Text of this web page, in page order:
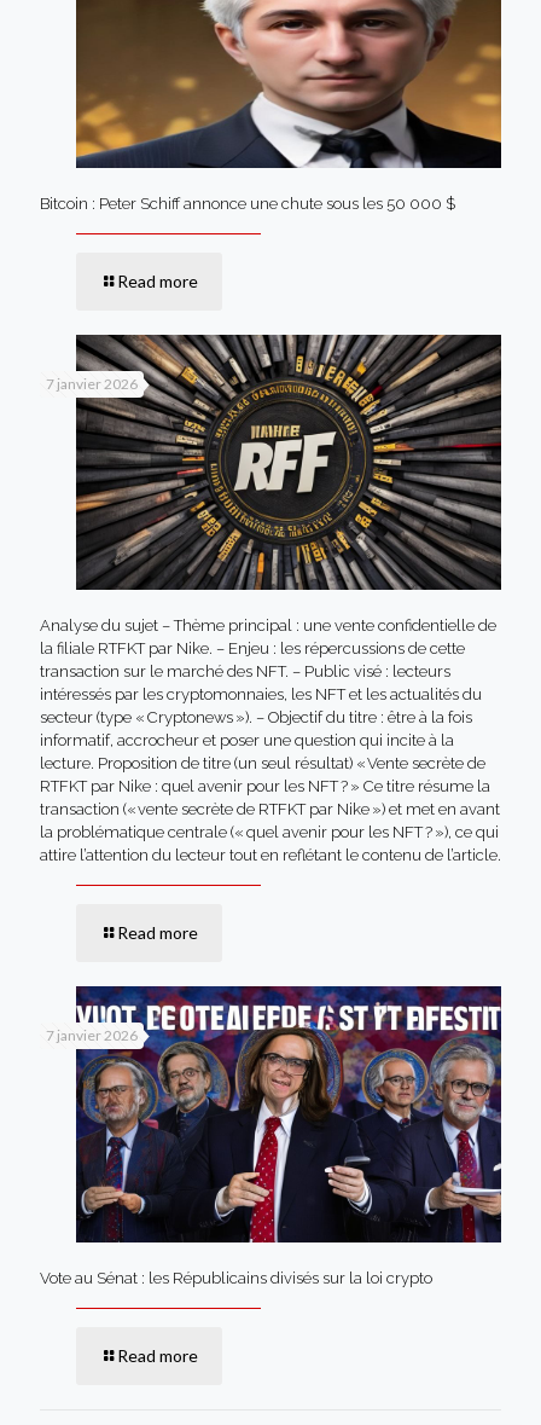
Bitcoin : Peter Schiff annonce une chute sous les 50 000 $
Read more
7 janvier 2026
Analyse du sujet – Thème principal : une vente confidentielle de
la filiale RTFKT par Nike. – Enjeu : les répercussions de cette
transaction sur le marché des NFT. – Public visé : lecteurs
intéressés par les cryptomonnaies, les NFT et les actualités du
secteur (type « Cryptonews »). – Objectif du titre : être à la fois
informatif, accrocheur et poser une question qui incite à la
lecture. Proposition de titre (un seul résultat) « Vente secrète de
RTFKT par Nike : quel avenir pour les NFT ? » Ce titre résume la
transaction (« vente secrète de RTFKT par Nike ») et met en avant
la problématique centrale (« quel avenir pour les NFT ? »), ce qui
attire l’attention du lecteur tout en reflétant le contenu de l’article.
Read more
7 janvier 2026
Vote au Sénat : les Républicains divisés sur la loi crypto
Read more